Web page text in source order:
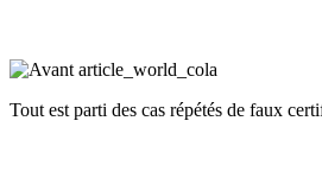
Tout est parti des cas répétés de faux